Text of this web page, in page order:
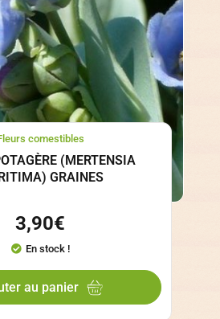
comestibles
(MERTENSIA
GRAINES
3,90€
En stock !
au panier